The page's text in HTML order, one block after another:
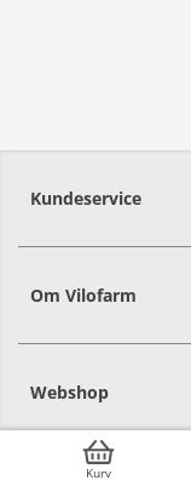
Kurv
Kundeservice
Om Vilofarm
Webshop